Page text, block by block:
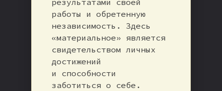
работы и обретенную
независимость. Здесь
«материальное» является
свидетельством личных
достижений
и способности
заботиться о себе.